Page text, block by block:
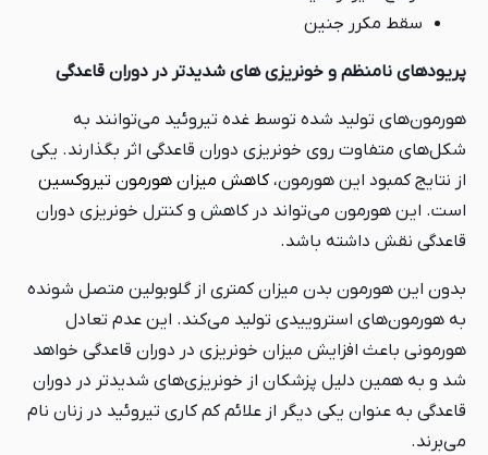
سقط مکرر جنین
پریودهای نامنظم و خونریزی های شدیدتر در دوران قاعدگی
هورمون‌های تولید شده توسط غده تیروئید می‌توانند به
شکل‌های متفاوت روی خونریزی دوران قاعدگی اثر بگذارند. یکی
از نتایج کمبود این هورمون،کاهش میزان هورمون تیروکسین
است. این هورمون می‌تواند در کاهش و کنترل خونریزی دوران
قاعدگی نقش داشته باشد.
بدون این هورمون بدن میزان کمتری از گلوبولین متصل شونده
به هورمون‌های استروییدی تولید می‌کند. این عدم تعادل
هورمونی باعث افزایش میزان خونریزی در دوران قاعدگی خواهد
شد و به همین دلیل پزشکان از خونریزی‌های شدیدتر در دوران
قاعدگی به عنوان یکی دیگر از علائم کم کاری تیروئید در زنان نام
می‌برند.